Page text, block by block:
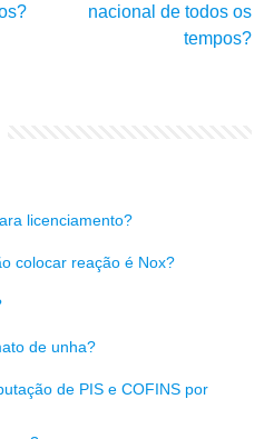
nacional de todos os
tempos?
licenciamento?
colocar reação é Nox?
de unha?
de PIS e COFINS por